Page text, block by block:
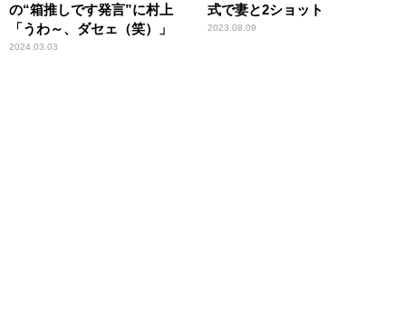
の“箱推しです発言”に村上
「うわ～、ダセェ（笑）」
2024.03.03
式で妻と2ショット
2023.08.09